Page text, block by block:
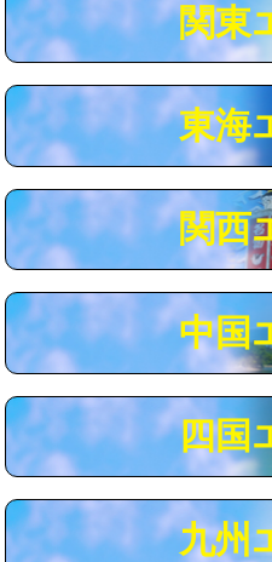
マス交換（深さ50㎝未満）
マス交換（深さ50㎝以上）
コンクリート斫り（厚さ10㎝
コンクリート斫り（厚さ10㎝
モルタル補修（厚さ10㎝まで）
追加人工
※給水管工事は20mmまでの
関東
東海
関西
中国
四国
九州